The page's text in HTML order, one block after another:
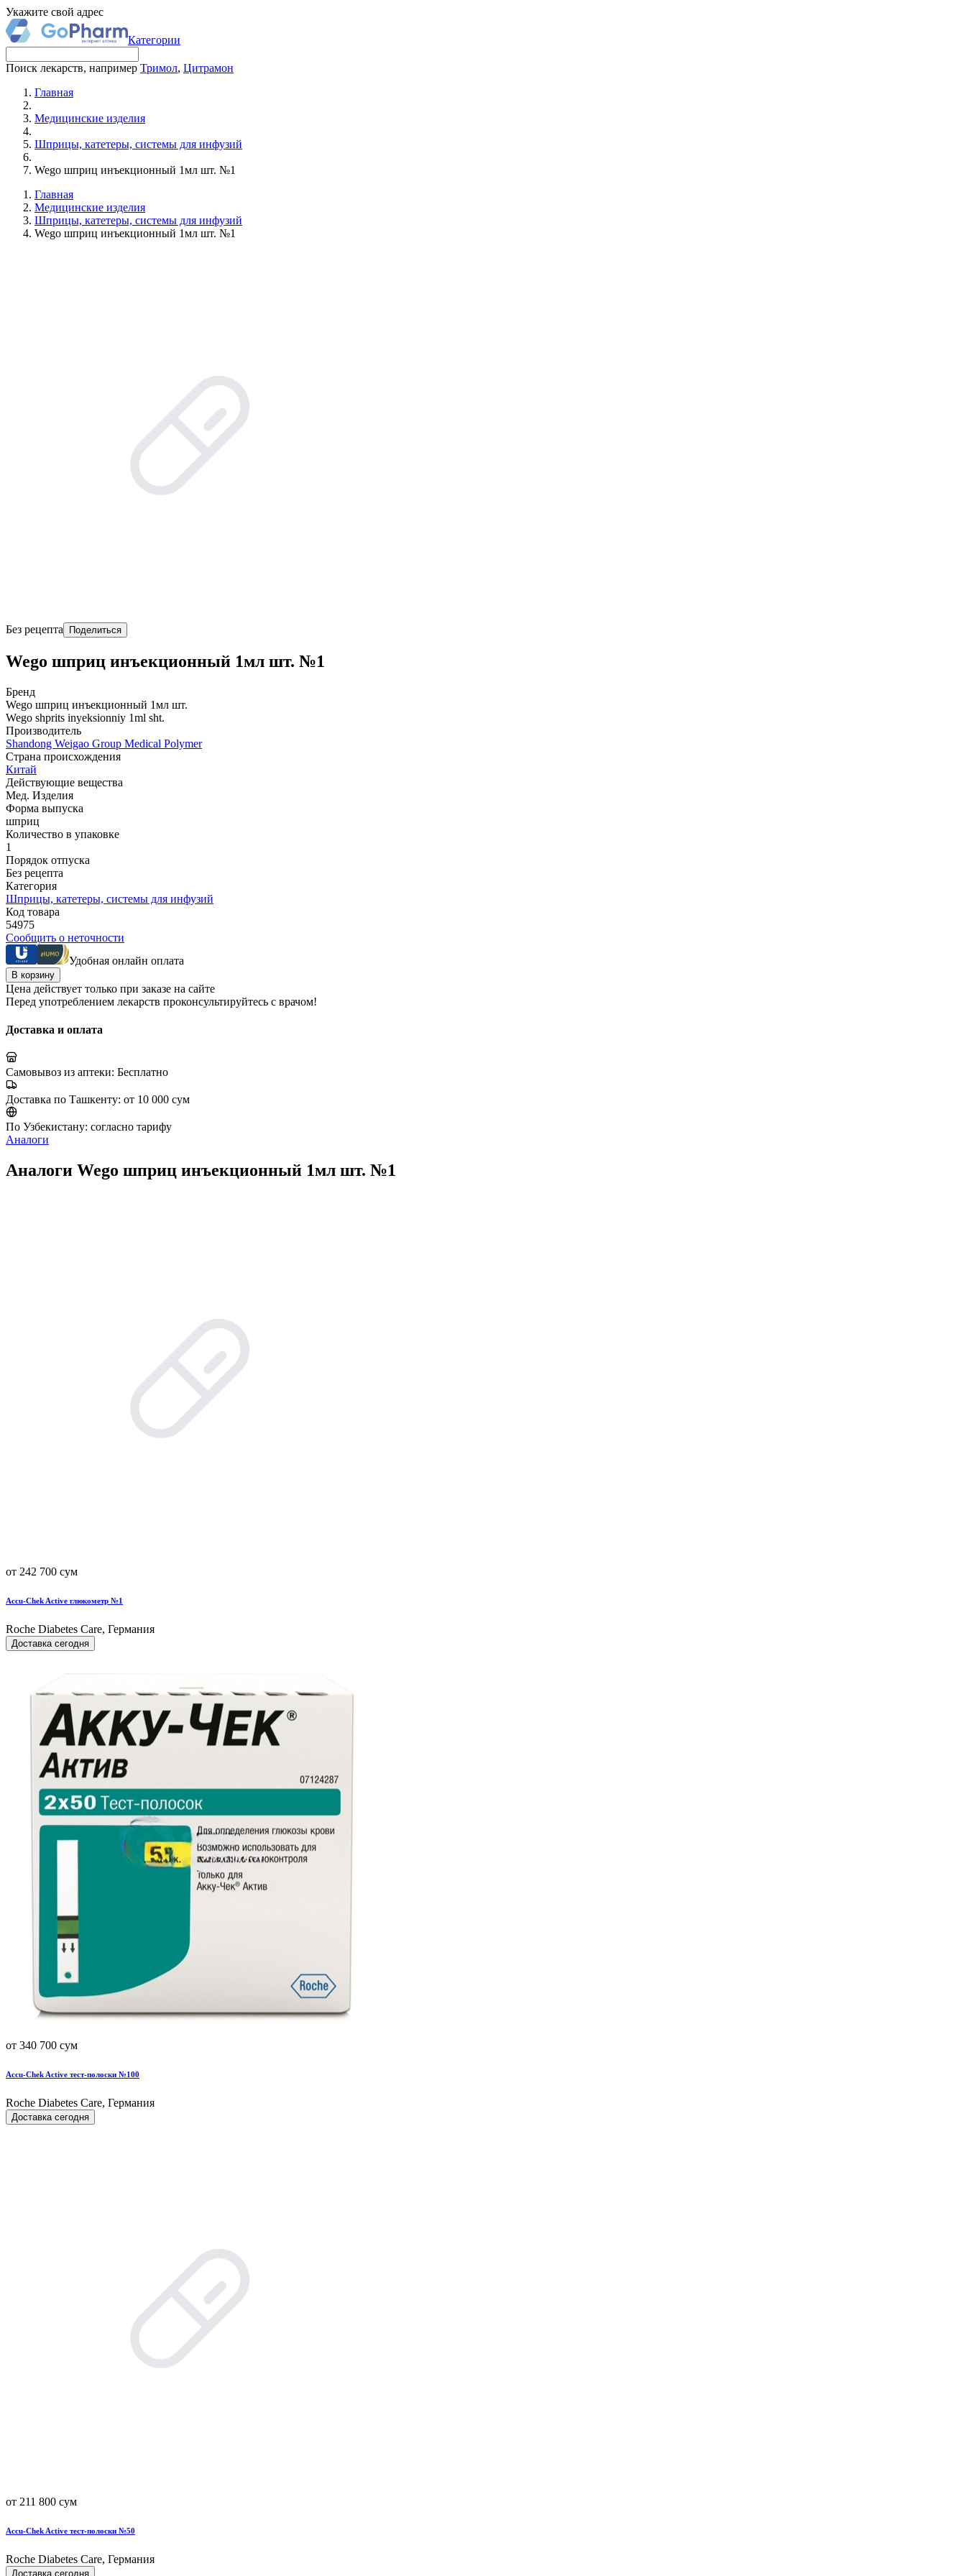
Укажите свой адрес
Категории
Поиск лекарств, например Тримол, Цитрамон
Главная
Медицинские изделия
Шприцы, катетеры, системы для инфузий
Wego шприц инъекционный 1мл шт. №1
Главная
Медицинские изделия
Шприцы, катетеры, системы для инфузий
Wego шприц инъекционный 1мл шт. №1
Без рецепта Поделиться
Wego шприц инъекционный 1мл шт. №1
Бренд
Wego шприц инъекционный 1мл шт.
Wego shprits inyeksionniy 1ml sht.
Производитель
Shandong Weigao Group Medical Polymer
Страна происхождения
Китай
Действующие вещества
Мед. Изделия
Форма выпуска
шприц
Количество в упаковке
1
Порядок отпуска
Без рецепта
Категория
Шприцы, катетеры, системы для инфузий
Код товара
54975
Сообщить о неточности
Удобная онлайн оплата
В корзину
Цена действует только при заказе на сайте
Перед употреблением лекарств проконсультируйтесь с врачом!
Доставка и оплата
Самовывоз из аптеки: Бесплатно
Доставка по Ташкенту: от 10 000 сум
По Узбекистану: согласно тарифу
Аналоги
Аналоги Wego шприц инъекционный 1мл шт. №1
от 242 700 сум
Accu-Chek Active глюкометр №1
Roche Diabetes Care, Германия
Доставка сегодня
от 340 700 сум
Accu-Chek Active тест-полоски №100
Roche Diabetes Care, Германия
Доставка сегодня
от 211 800 сум
Accu-Chek Active тест-полоски №50
Roche Diabetes Care, Германия
Доставка сегодня